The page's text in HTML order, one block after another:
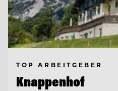
TOP ARBEITGEBER
Knappenhof